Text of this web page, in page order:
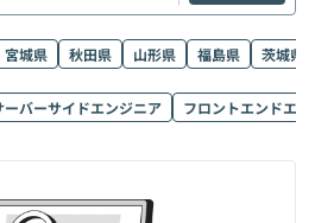
宮城県 秋田県 山形県 福島県
茨城県
ーバーサイドエンジニア フロントエンドエ